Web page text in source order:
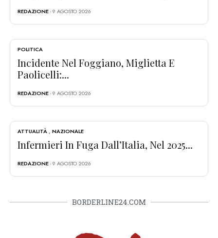
REDAZIONE- 9 AGOSTO 2026
POLITICA
Incidente Nel Foggiano, Miglietta E
Paolicelli:...
REDAZIONE- 9 AGOSTO 2026
ATTUALITÀ, NAZIONALE
Infermieri In Fuga Dall’Italia, Nel 2025...
REDAZIONE- 9 AGOSTO 2026
BORDERLINE24.COM